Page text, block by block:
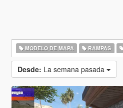
MODELO DE MAPA RAMPAS
Desde: La semana pasada